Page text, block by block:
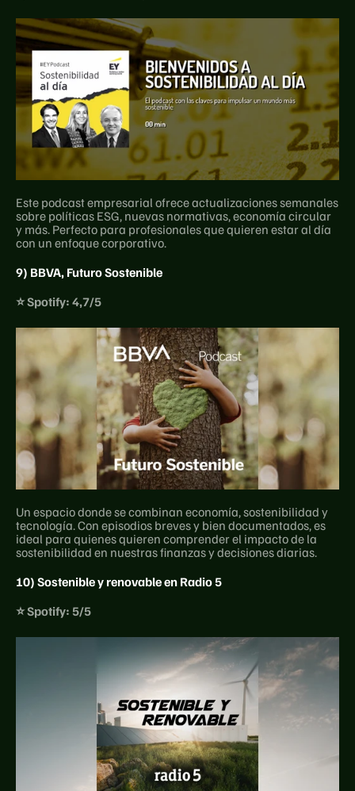
Este podcast empresarial ofrece actualizaciones semanales
sobre políticas ESG, nuevas normativas, economía circular
y más. Perfecto para profesionales que quieren estar al día
con un enfoque corporativo.
9) BBVA, Futuro Sostenible
⭐ Spotify: 4,7/5
Un espacio donde se combinan economía, sostenibilidad y
tecnología. Con episodios breves y bien documentados, es
ideal para quienes quieren comprender el impacto de la
sostenibilidad en nuestras finanzas y decisiones diarias.
10) Sostenible y renovable en Radio 5
⭐ Spotify: 5/5